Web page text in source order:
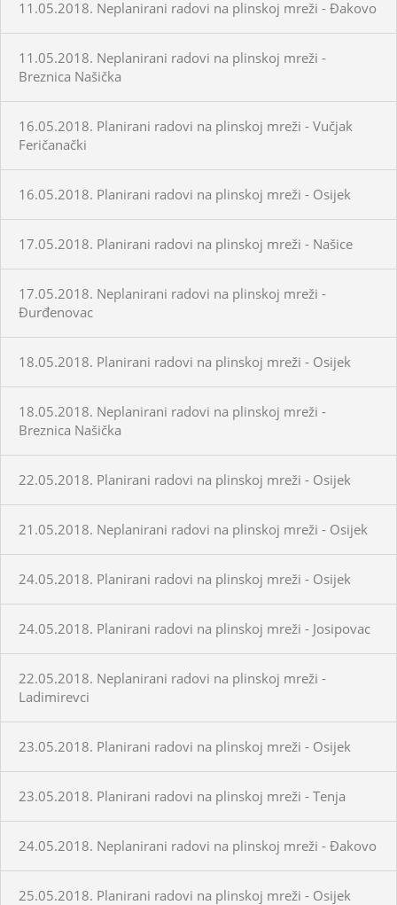
11.05.2018. Neplanirani radovi na plinskoj mreži - Đakovo
11.05.2018. Neplanirani radovi na plinskoj mreži -
Breznica Našička
16.05.2018. Planirani radovi na plinskoj mreži - Vučjak
Feričanački
16.05.2018. Planirani radovi na plinskoj mreži - Osijek
17.05.2018. Planirani radovi na plinskoj mreži - Našice
17.05.2018. Neplanirani radovi na plinskoj mreži -
Đurđenovac
18.05.2018. Planirani radovi na plinskoj mreži - Osijek
18.05.2018. Neplanirani radovi na plinskoj mreži -
Breznica Našička
22.05.2018. Planirani radovi na plinskoj mreži - Osijek
21.05.2018. Neplanirani radovi na plinskoj mreži - Osijek
24.05.2018. Planirani radovi na plinskoj mreži - Osijek
24.05.2018. Planirani radovi na plinskoj mreži - Josipovac
22.05.2018. Neplanirani radovi na plinskoj mreži -
Ladimirevci
23.05.2018. Planirani radovi na plinskoj mreži - Osijek
23.05.2018. Planirani radovi na plinskoj mreži - Tenja
24.05.2018. Neplanirani radovi na plinskoj mreži - Đakovo
25.05.2018. Planirani radovi na plinskoj mreži - Osijek